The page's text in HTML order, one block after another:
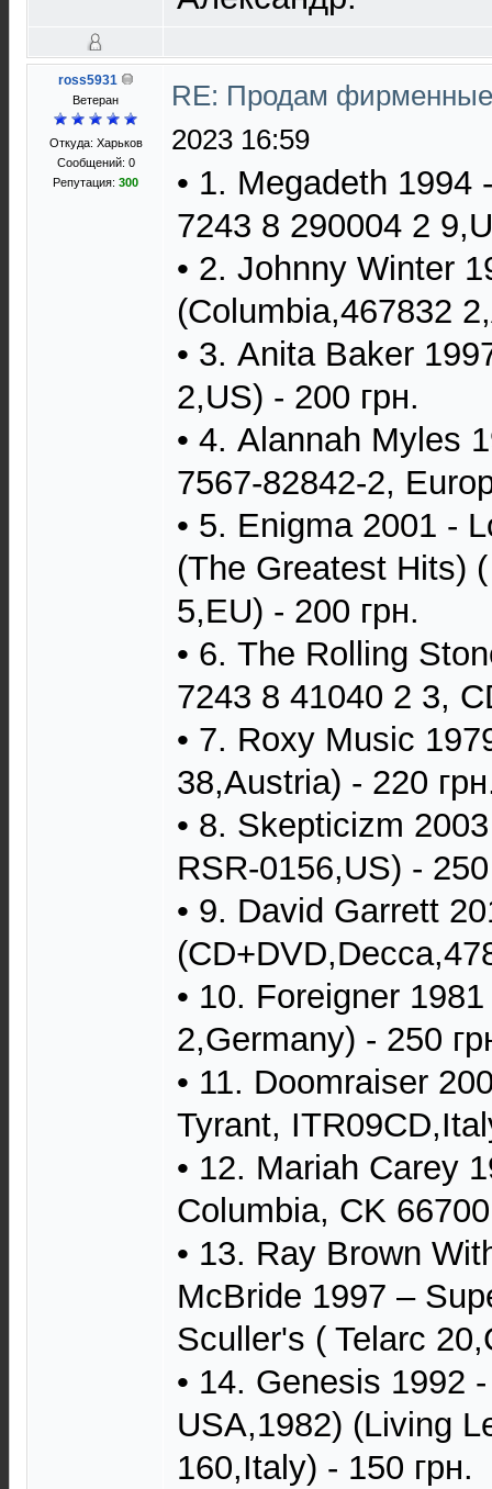
ross5931
Ветеран
Откуда: Харьков
Сообщений: 0
Репутация: 300
RE: Продам
2023 16:59
• 1. Megadeth 1994
7243 8 290004 2
• 2. Johnny Winter
(Columbia,467832
• 3. Anita Baker
2,US) - 200 грн.
• 4. Alannah Myles
7567-82842-2,
• 5. Enigma 2001 -
(The Greatest Hits)
5,EU) - 200 грн.
• 6. The Rolling
7243 8 41040 2 3,
• 7. Roxy Music
38,Austria) - 220
• 8. Skepticizm
RSR-0156,US) -
• 9. David Garrett
• 10. Foreigner
2,Germany) - 250
• 11. Doomraiser
Tyrant,
• 12. Mariah Carey
Columbia, CK
• 13. Ray Brown
McBride 1997 –
Sculler's ( Telarc
• 14. Genesis 1992
USA,1982) (Living
160,Italy) - 150 грн.